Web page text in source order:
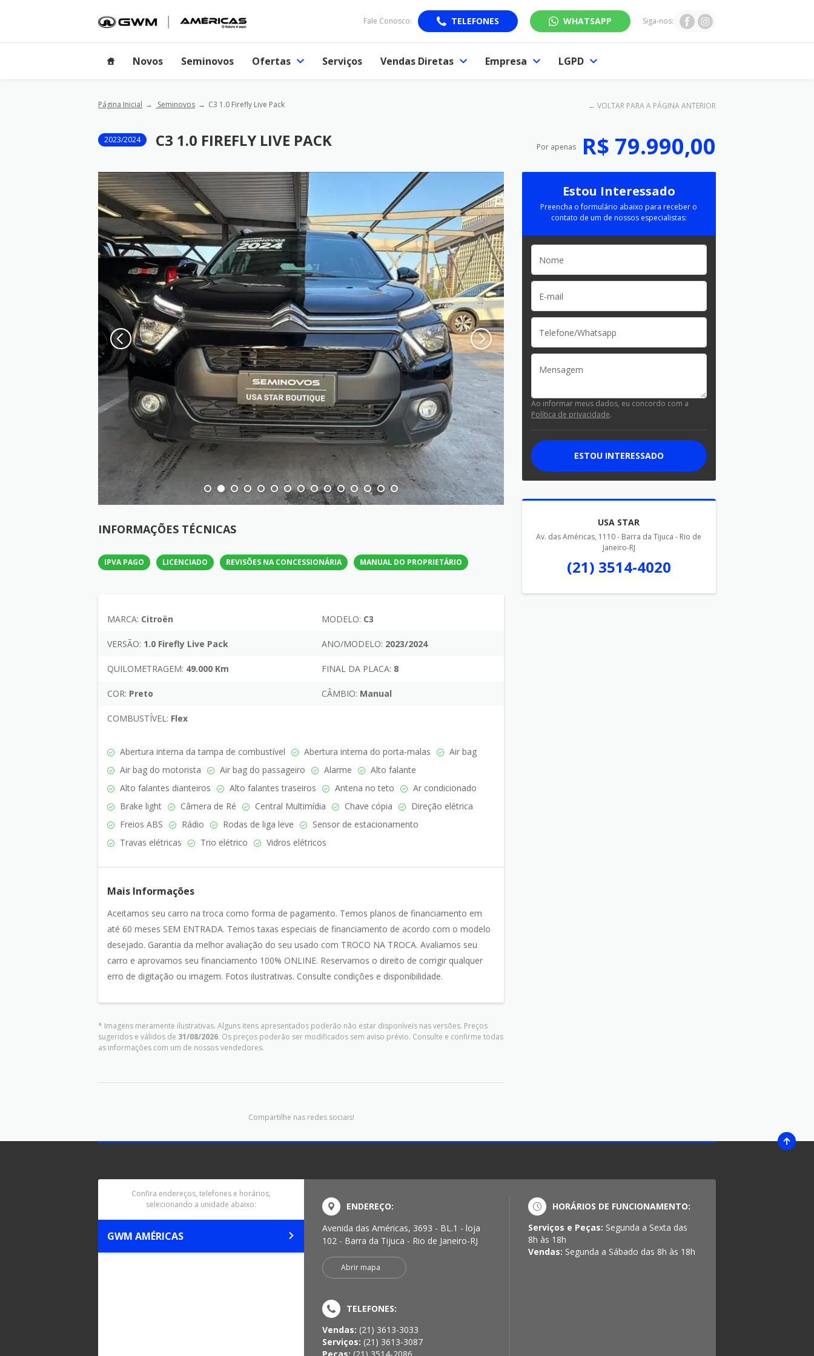
Fale Conosco: TELEFONES WHATSAPP Siga-nos:
Novos Seminovos Ofertas Serviços Vendas Diretas Empresa LGPD
Página Inicial Seminovos C3 1.0 Firefly Live Pack ← VOLTAR PARA A PÁGINA ANTERIOR
2023/2024 C3 1.0 FIREFLY LIVE PACK Por apenas R$ 79.990,00
INFORMAÇÕES TÉCNICAS
IPVA PAGO LICENCIADO REVISÕES NA CONCESSIONÁRIA MANUAL DO PROPRIETÁRIO
MARCA: Citroën MODELO: C3
VERSÃO: 1.0 Firefly Live Pack ANO/MODELO: 2023/2024
QUILOMETRAGEM: 49.000 Km FINAL DA PLACA: 8
COR: Preto CÂMBIO: Manual
COMBUSTÍVEL: Flex
Abertura interna da tampa de combustível Abertura interna do porta-malas
Air bag
Air bag do motorista
Air bag do passageiro Alarme
Alto falante
Alto falantes dianteiros
Alto falantes traseiros Antena no teto
Ar condicionado
Brake light
Câmera de Ré Central Multimídia Chave cópia
Direção elétrica
Freios ABS
Rádio Rodas de liga leve
Sensor de estacionamento
Travas elétricas
Trio elétrico Vidros elétricos
Mais Informações
Aceitamos seu carro na troca como forma de pagamento. Temos planos de financiamento em
até 60 meses SEM ENTRADA. Temos taxas especiais de financiamento de acordo com o modelo
desejado. Garantia da melhor avaliação do seu usado com TROCO NA TROCA. Avaliamos seu
carro e aprovamos seu financiamento 100% ONLINE. Reservamos o direito de corrigir qualquer
erro de digitação ou imagem. Fotos ilustrativas. Consulte condições e disponibilidade.
* Imagens meramente ilustrativas. Alguns itens apresentados poderão não estar disponíveis nas versões. Preços
sugeridos e válidos de 31/08/2026. Os preços poderão ser modificados sem aviso prévio. Consulte e confirme todas
as informações com um de nossos vendedores.
Compartilhe nas redes sociais!
Estou Interessado
Preencha o formulário abaixo para receber o
contato de um de nossos especialistas:
Ao informar meus dados, eu concordo com a
Política de privacidade.
ESTOU INTERESSADO
USA STAR
Av. das Américas, 1110 - Barra da Tijuca - Rio de
Janeiro-RJ
(21) 3514-4020
Confira endereços, telefones e horários,
selecionando a unidade abaixo:
GWM AMÉRICAS
ENDEREÇO:
Avenida das Américas, 3693 - BL.1 - loja
102 - Barra da Tijuca - Rio de Janeiro-RJ
Abrir mapa
TELEFONES:
Vendas: (21) 3613-3033
Serviços: (21) 3613-3087
HORÁRIOS DE FUNCIONAMENTO:
Serviços e Peças: Segunda a Sexta das
8h às 18h
Vendas: Segunda a Sábado das 8h às 18h